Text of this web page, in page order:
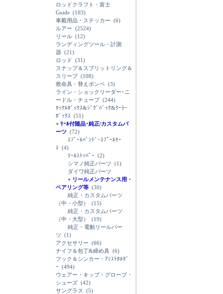
ロッドクラフト・富士
Guide (103)
車載用品・ステッカー (6)
ルアー (2524)
リール (12)
ランディングツール・計測
器 (21)
ロッド (31)
スナップ＆スプリットリング＆
スリーブ (108)
救命具・替えボンベ (3)
ライン・ショックリーダー･ニ
ードル・チューブ (244)
ﾀｯｸﾙﾎﾞｯｸｽ&ｼﾞｸﾞﾊﾞｯｸ&ｸｰﾗｰ
ﾎﾞｯｸｽ (51)
+ ﾘｰﾙ付随品･純正/カスタムパ
ーツ (72)
ｽﾌﾟｰﾙﾊﾞﾝﾄﾞ･ｽﾌﾟｰﾙｹｰ
ｽ (4)
ﾘｰﾙｽﾄｯﾊﾟｰ (2)
シマノ純正パーツ (1)
ダイワ純正パーツ
+ リールメンテナンス用・
ベアリング等 (30)
純正・カスタムパーツ
（中・小型）
(15)
純正・カスタムパーツ
（中・大型）
(19)
純正・電動リールパー
ツ (1)
アクセサリー (66)
ナイフ＆包丁&締め具 (6)
フック＆シンカー・ｱｼｽﾄﾎﾙﾀﾞ
ｰ (494)
ウェアー・キップ・グローブ・
シューズ (42)
サングラス
(5)